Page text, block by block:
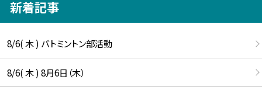
新着記事
8/6( 木 ) バトミントン部活動
8/6( 木 ) 8月6日（木）